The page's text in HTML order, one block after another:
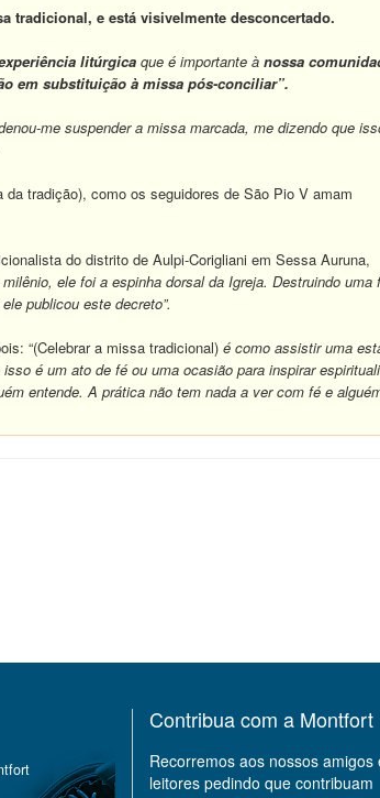
tradicional, e está visivelmente desconcertado.
litúrgica que é importante à nossa
em substituição à missa pós-conciliar”.
me suspender a missa marcada, me dizendo que
da tradição), como os seguidores de São Pio V amam
do distrito de Aulpi-Corigliani em Sessa Auruna,
ele foi a espinha dorsal da Igreja. Destruindo uma
publicou este decreto”.
“(Celebrar a missa tradicional) é como assistir uma
é um ato de fé ou uma ocasião para inspirar
entende. A prática não tem nada a ver com fé e
Contribua com a Montfort
Recorremos aos nossos amigos
leitores pedindo que contribuam